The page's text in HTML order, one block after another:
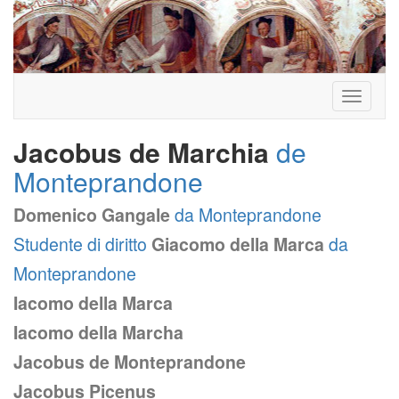
Toggle
Jacobus de Marchia de
Monteprandone
Domenico Gangaleda Monteprandone
Studente di diritto Giacomo della Marca da
Monteprandone
Iacomo della Marca
Iacomo della Marcha
Jacobus de Monteprandone
Jacobus Picenus